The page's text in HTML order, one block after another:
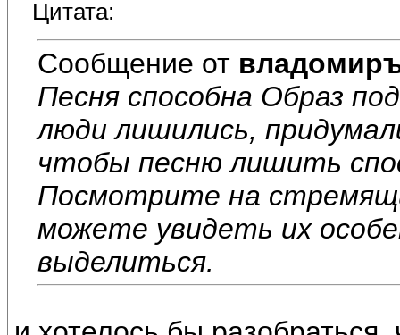
Цитата:
Сообщение от
Песня способна Образ
люди лишились,
чтобы песню лишить
Посмотрите на
можете увидеть их
выделиться.